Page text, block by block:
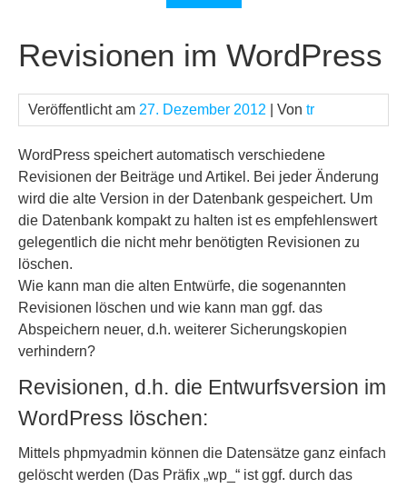
Revisionen im WordPress
Veröffentlicht am 27. Dezember 2012 | Von tr
WordPress speichert automatisch verschiedene
Revisionen der Beiträge und Artikel. Bei jeder Änderung
wird die alte Version in der Datenbank gespeichert. Um
die Datenbank kompakt zu halten ist es empfehlenswert
gelegentlich die nicht mehr benötigten Revisionen zu
löschen.
Wie kann man die alten Entwürfe, die sogenannten
Revisionen löschen und wie kann man ggf. das
Abspeichern neuer, d.h. weiterer Sicherungskopien
verhindern?
Revisionen, d.h. die Entwurfsversion im
WordPress löschen:
Mittels phpmyadmin können die Datensätze ganz einfach
gelöscht werden (Das Präfix „wp_“ ist ggf. durch das